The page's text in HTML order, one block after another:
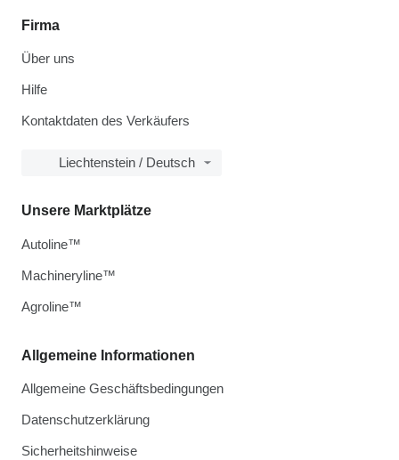
Firma
Über uns
Hilfe
Kontaktdaten des Verkäufers
Liechtenstein / Deutsch
Allgemeine Informationen
Allgemeine Geschäftsbedingungen
Datenschutzerklärung
Sicherheitshinweise
Unsere Marktplätze
Autoline™
Machineryline™
Agroline™